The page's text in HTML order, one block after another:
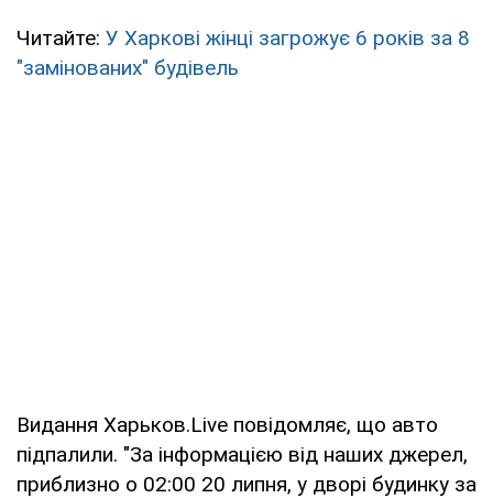
Читайте: У Харкові жінці загрожує 6 років за 8
"замінованих" будівель
Видання Харьков.Live повідомляє, що авто
підпалили. "За інформацією від наших джерел,
приблизно о 02:00 20 липня, у дворі будинку за